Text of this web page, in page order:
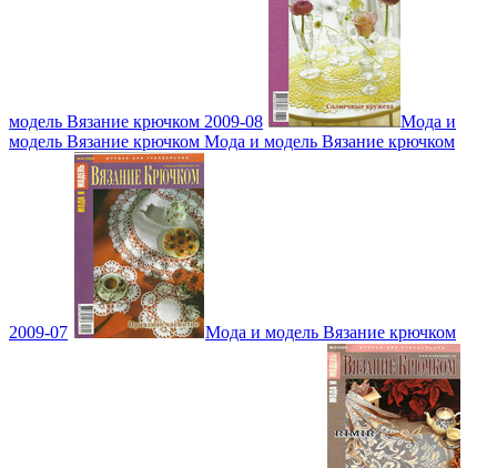
модель Вязание крючком 2009-08
Мода и
модель Вязание крючком Мода и модель Вязание крючком
2009-07 Мода и модель Вязание крючком